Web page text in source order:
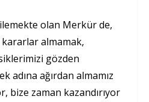
olan Merkür de,
kararlar almamak,
gözden
adına ağırdan almamız
bize zaman kazandırıyor